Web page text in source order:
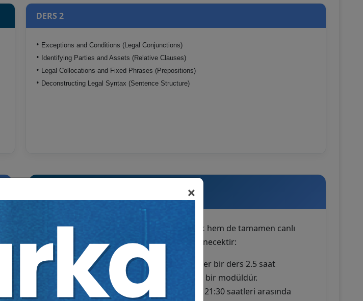
×
DERS 2
• Exceptions and Conditions (Legal Conjunctions)
• Identifying Parties and Assets (Relative Clauses)
• Legal Collocations and Fixed Phrases (Prepositions)
• Deconstructing Legal Syntax (Sentence Structure)
Dersler hem teorik anlatımlarla ilerleyecek hem de tamamen canlı
metin analizleri ve uygulamalarla desteklenecektir:
Program 2 yoğun dersten oluşmaktadır. Her bir ders 2.5 saat
sürmekte olup toplamda 5 saatlik ekspres bir modüldür.
Dersler 20-21 Temmuz tarihlerinde 19:00 - 21:30 saatleri arasında